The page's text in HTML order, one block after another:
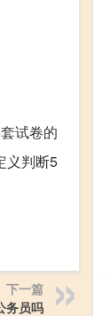
试卷的
义判断5
下一篇
务员吗